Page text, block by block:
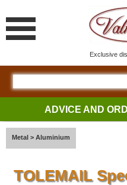
Exclusive
ADVICE AND
Metal > Aluminium
TOLEMAIL